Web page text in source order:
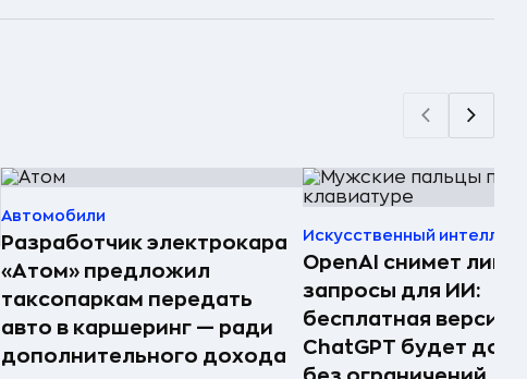
Автомобили
Разработчик электрокара
«Атом» предложил
таксопаркам передать
авто в каршеринг — ради
дополнительного дохода
Искусственный
OpenAI снимет
запросы для ИИ:
бесплатная версия
ChatGPT будет